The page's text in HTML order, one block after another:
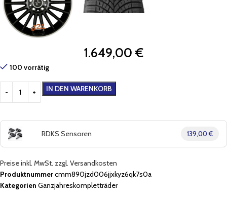
1.649,00 €
100 vorrätig
IN DEN WARENKORB
RDKS Sensoren 139,00 €
Preise inkl. MwSt. zzgl. Versandkosten
Produktnummercmm890jzd006jjxkyz6qk7s0a
Kategorien Ganzjahreskompletträder